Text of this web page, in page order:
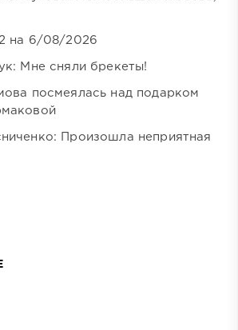
на 6/08/2026
Мне сняли брекеты!
посмеялась над подарком
Произошла неприятная